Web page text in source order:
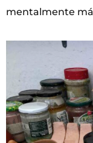
mentalmente